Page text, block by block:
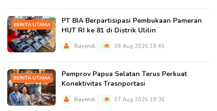
BERITA UTAMA
PT BIA Berpartisipasi Pembukaan Pameran
HUT RI ke 81 di Distrik Ulilin
Rayendi 08 Aug 2026 18:45
BERITA UTAMA
Pemprov Papua Selatan Terus Perkuat
Konektivitas Trasnportasi
Rayendi 07 Aug 2026 18:36